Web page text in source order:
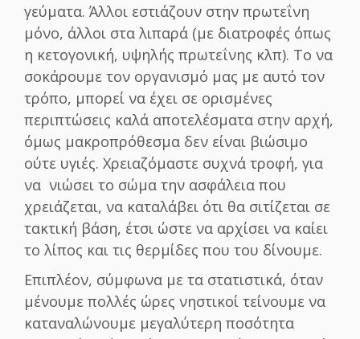
γεύματα. Άλλοι εστιάζουν στην πρωτεΐνη
μόνο, άλλοι στα λιπαρά (με διατροφές όπως
η κετογονική, υψηλής πρωτεΐνης κλπ). Το να
σοκάρουμε τον οργανισμό μας με αυτό τον
τρόπο, μπορεί να έχει σε ορισμένες
περιπτώσεις καλά αποτελέσματα στην αρχή,
όμως μακροπρόθεσμα δεν είναι βιώσιμο
ούτε υγιές. Χρειαζόμαστε συχνά τροφή, για
να νιώσει το σώμα την ασφάλεια που
χρειάζεται, να καταλάβει ότι θα σιτίζεται σε
τακτική βάση, έτσι ώστε να αρχίσει να καίει
το λίπος και τις θερμίδες που του δίνουμε.
Επιπλέον, σύμφωνα με τα στατιστικά, όταν
μένουμε πολλές ώρες νηστικοί τείνουμε να
καταναλώνουμε μεγαλύτερη ποσότητα